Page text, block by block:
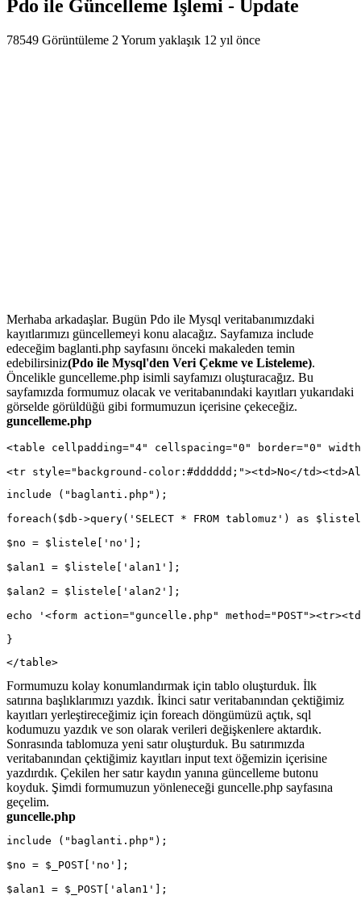
Pdo ile Güncelleme İşlemi - Update
78549 Görüntüleme 2 Yorum yaklaşık 12 yıl önce
Merhaba arkadaşlar. Bugün Pdo ile Mysql veritabanımızdaki
kayıtlarımızı güncellemeyi konu alacağız. Sayfamıza include
edeceğim baglanti.php sayfasını önceki makaleden temin
edebilirsiniz(Pdo ile Mysql'den Veri Çekme ve Listeleme).
Öncelikle guncelleme.php isimli sayfamızı oluşturacağız. Bu
sayfamızda formumuz olacak ve veritabanındaki kayıtları yukarıdaki
görselde görüldüğü gibi formumuzun içerisine çekeceğiz.
guncelleme.php
<table cellpadding="4" cellspacing="0" border="0"
<tr style="background-color:#dddddd;"><td>No</
include ("baglanti.php");
foreach($db->query('SELECT * FROM tablomuz') as
$no = $listele['no'];
$alan1 = $listele['alan1'];
$alan2 = $listele['alan2'];
echo '<form action="guncelle.php"
}
</table>
Formumuzu kolay konumlandırmak için tablo oluşturduk. İlk
satırına başlıklarımızı yazdık. İkinci satır veritabanından çektiğimiz
kayıtları yerleştireceğimiz için foreach döngümüzü açtık, sql
kodumuzu yazdık ve son olarak verileri değişkenlere aktardık.
Sonrasında tablomuza yeni satır oluşturduk. Bu satırımızda
veritabanından çektiğimiz kayıtları input text öğemizin içerisine
yazdırdık. Çekilen her satır kaydın yanına güncelleme butonu
koyduk. Şimdi formumuzun yönleneceği guncelle.php sayfasına
geçelim.
guncelle.php
include ("baglanti.php");
$no = $_POST['no'];
$alan1 = $_POST['alan1'];